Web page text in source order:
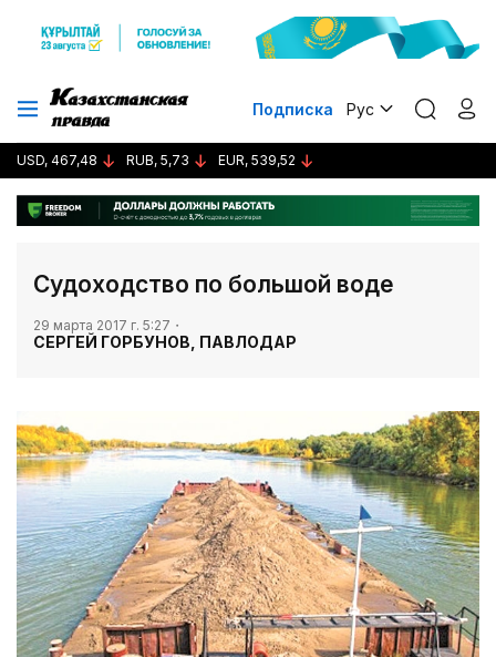
Подписка Рус
USD, 467,48 RUB, 5,73 EUR, 539,52
​Судоходство по большой воде
29 марта 2017 г. 5:27
СЕРГЕЙ ГОРБУНОВ, ПАВЛОДАР